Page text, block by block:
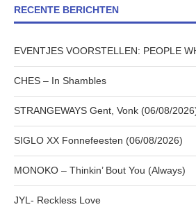
RECENTE BERICHTEN
EVENTJES VOORSTELLEN: PEOPLE
CHES – In Shambles
STRANGEWAYS Gent, Vonk (06/08/
SIGLO XX Fonnefeesten (06/08/2026)
MONOKO – Thinkin’ Bout You (Always)
JYL- Reckless Love